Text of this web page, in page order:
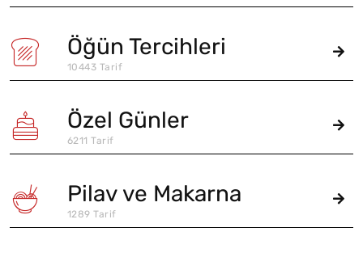
Öğün Tercihleri
10443 Tarif
Özel Günler
6211 Tarif
Pilav ve Makarna
1289 Tarif